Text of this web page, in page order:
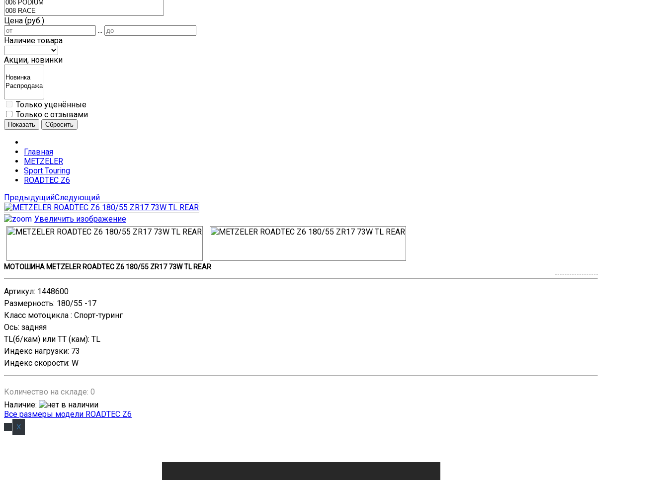
Цена (руб.)
...
Наличие товара
Акции, новинки
Только уценённые
Только с отзывами
Показать Сбросить
Главная
METZELER
Sport Touring
ROADTEC Z6
ПредыдущийСледующий
Увеличить изображение
МОТОШИНА METZELER ROADTEC Z6 180/55 ZR17 73W TL REAR
Артикул: 1448600
Размерность: 180/55 -17
Класс мотоцикла : Спорт-туринг
Ось: задняя
TL(б/кам) или TT (кам): TL
Индекс нагрузки: 73
Индекс скорости: W
Количество на складе: 0
Наличие:
Все размеры модели ROADTEC Z6